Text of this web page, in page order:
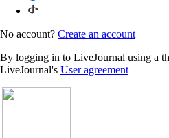
No account? Create an account
By logging in to LiveJournal using a
LiveJournal's User agreement